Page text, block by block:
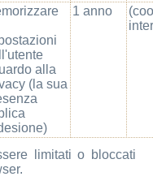
alla
(la sua
1 anno
limitati o bloccati